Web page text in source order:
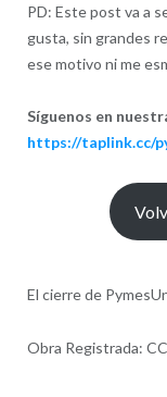
PD: Este post va a
gusta, sin grandes
ese motivo ni me
Síguenos en
https://taplink.cc/
El cierre de
Obra Registrada: